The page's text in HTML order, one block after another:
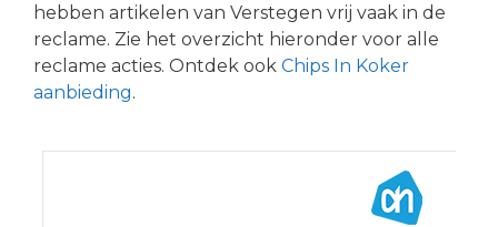
hebben artikelen van Verstegen vrij vaak in de
reclame. Zie het overzicht hieronder voor alle
reclame acties. Ontdek ook Chips In Koker
aanbieding.